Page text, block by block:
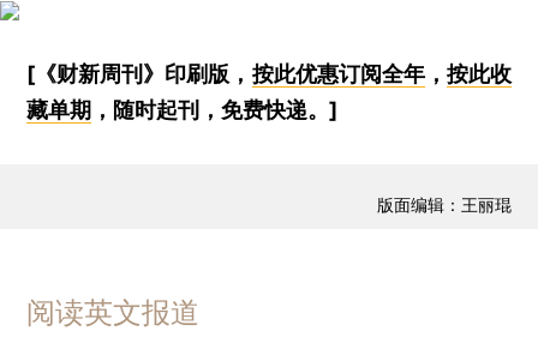
[《财新周刊》印刷版， 按此优惠订阅全年， 按此收
藏单期 ，随时起刊，免费快递。]
版面编辑：王丽琨
阅读英文报道